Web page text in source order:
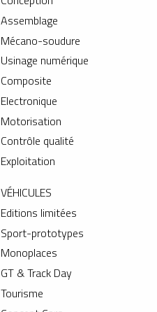
Assemblage
Mécano-soudure
Usinage numérique
Composite
Electronique
Motorisation
Contrôle qualité
Exploitation
VÉHICULES
Editions limitées
Sport-prototypes
Monoplaces
GT & Track Day
Tourisme